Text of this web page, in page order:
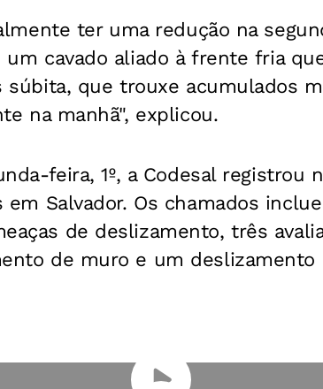
ter uma redução na
cavado aliado à frente fria
que trouxe acumulados
na manhã", explicou.
feira, 1º, a Codesal registrou
em Salvador. Os chamados
de deslizamento, três
de muro e um deslizamento